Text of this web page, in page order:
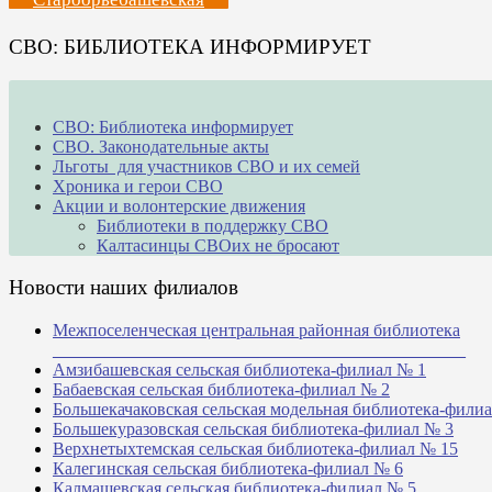
СВО: БИБЛИОТЕКА ИНФОРМИРУЕТ
СВО: Библиотека информирует
СВО. Законодательные акты
Льготы для участников СВО и их семей
Хроника и герои СВО
Акции и волонтерские движения
Библиотеки в поддержку СВО
Калтасинцы СВОих не бросают
Новости наших филиалов
Межпоселенческая центральная районная библиотека
Амзибашевская сельская библиотека-филиал № 1
Бабаевская сельская библиотека-филиал № 2
Большекачаковская сельская модельная библиотека-
Большекуразовская сельская библиотека-филиал № 3
Верхнетыхтемская сельская библиотека-филиал № 15
Калегинская сельская библиотека-филиал № 6